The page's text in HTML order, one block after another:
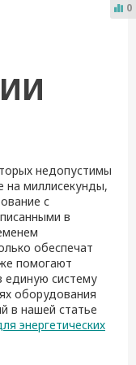
недопустимы
на миллисекунды,
с
в
обеспечат
помогают
единую систему
оборудования
в нашей статье
энергетических
0